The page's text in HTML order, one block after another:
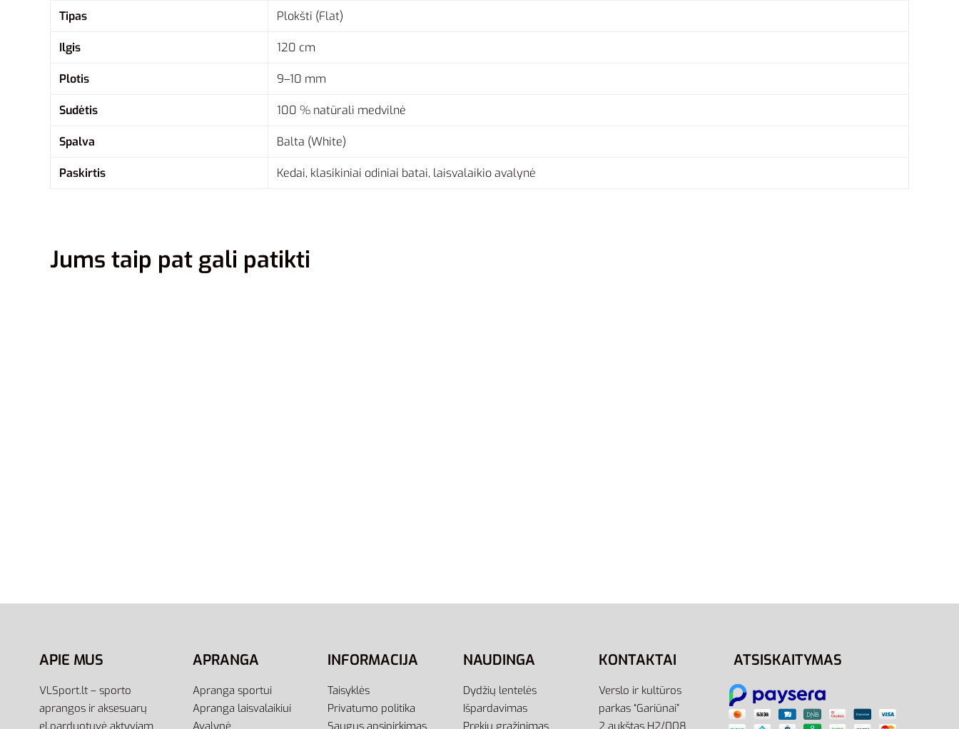
Tipas Plokšti (Flat)
Ilgis 120 cm
Plotis 9–10 mm
Sudėtis 100 % natūrali medvilnė
Spalva Balta (White)
Paskirtis Kedai, klasikiniai odiniai batai, laisvalaikio avalynė
Jums taip pat gali patikti
Į krepšelį Į krepšelį Į krepšelį Į krepšelį
APIE MUS
VLSport.lt – sporto
aprangos ir aksesuarų
el.parduotuvė aktyviam
APRANGA
Apranga sportui
Apranga laisvalaikiui
Avalynė
INFORMACIJA
Taisyklės
Privatumo politika
Saugus apsipirkimas
NAUDINGA
Dydžių lentelės
Išpardavimas
Prekių grąžinimas
KONTAKTAI
Verslo ir kultūros
parkas “Gariūnai”
2 aukštas H2/008
ATSISKAITYMAS